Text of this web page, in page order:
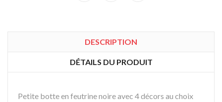
DESCRIPTION
DÉTAILS DU PRODUIT
Petite botte en feutrine noire avec 4 décors au choix